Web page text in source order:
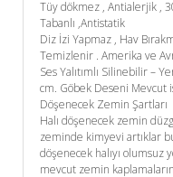
Tüy dökmez , Antialerjik ,
Tabanlı ,Antistatik
Diz İzi Yapmaz , Hav
Temizlenir . Amerika ve
Ses Yalıtımlı Silinebilir –
cm. Göbek Deseni Mevcut
Döşenecek Zemin Şartları
Halı döşenecek zemin
zeminde kimyevi artıklar
döşenecek halıyı olumsuz
mevcut zemin